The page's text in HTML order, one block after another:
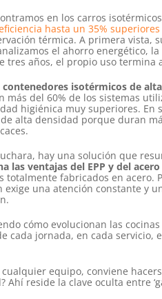
en los carros
hasta un 35%
térmica. A primera
el ahorro energético,
tres años, el propio uso termina
contenedores isotérmicos de
más del 60% de los sistemas
higiénica muy superiores.
alta densidad porque duran
hay una solución que
las ventajas del EPP y del
totalmente fabricados en
una atención constante y
cómo evolucionan las
cada jornada, en cada
equipo, conviene
reside la clave oculta entre